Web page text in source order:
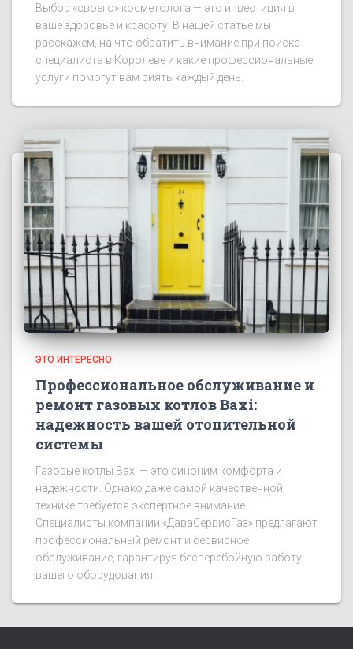
Выбор «своего» косметолога — это инвестиция в
ваше здоровье и красоту. В нашей статье мы
расскажем, на что обратить внимание при поиске
специалиста в Королеве и какие профессиональные
услуги помогут вам сиять каждый день.
ЭТО ИНТЕРЕСНО
Профессиональное обслуживание и
ремонт газовых котлов Baxi:
надежность вашей отопительной
системы
Газовые котлы Baxi — это синоним комфорта и
надежности. Однако даже самой качественной
технике требуется экспертное внимание.
Специалисты компании «ДаваСервисГаз» предлагают
профессиональный ремонт и сервисное
обслуживание, гарантируя бесперебойную работу
вашего оборудования.